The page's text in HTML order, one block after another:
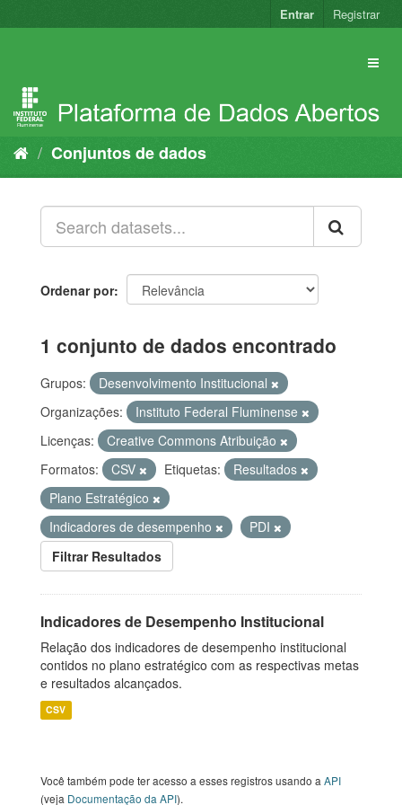
para
Entrar Registrar
Conjuntos de dados
Ordenar por
1 conjunto de dados encontrado
Grupos:
Desenvolvimento Institucional
Organizações:
Instituto Federal Fluminense
Licenças:
Creative Commons Atribuição
Formatos:
CSV Etiquetas:
Resultados
Plano Estratégico
Indicadores de desempenho
PDI
Filtrar Resultados
Indicadores de Desempenho Institucional
Relação dos indicadores de desempenho institucional
contidos no plano estratégico com as respectivas metas
e resultados alcançados.
CSV
Você também pode ter acesso a esses registros usando aAPI
(veja Documentação da API).